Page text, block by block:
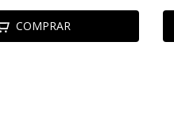
COMPRAR